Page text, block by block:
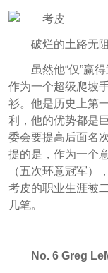
破烂的土路无
虽然他“仅”赢
作为一个超级爬坡
衫。他是历史上第
利，他的优势都是
委会要提高后面名
提的是，作为一个
（五次环意冠军）
考皮的职业生涯被
几笔。
No. 6 Greg